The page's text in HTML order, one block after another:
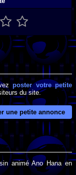
poster votre petite
du site.
une petite annonce
animé Ano Hana en